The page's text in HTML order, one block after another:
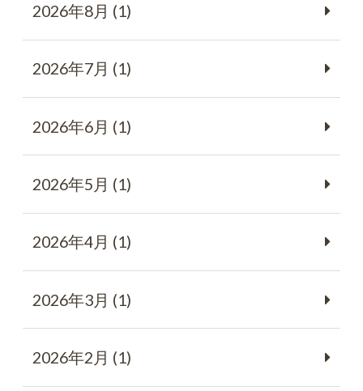
2026年8月 (1)
2026年7月 (1)
2026年6月 (1)
2026年5月 (1)
2026年4月 (1)
2026年3月 (1)
2026年2月 (1)